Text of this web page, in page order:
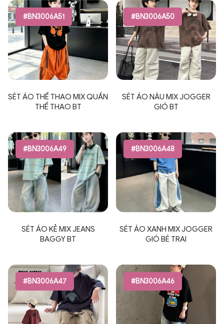
#BN3006A51
SÉT ÁO THỂ THAO MIX QUẦN
THỂ THAO BT
#BN3006A50
SÉT ÁO NÂU MIX JOGGER
GIÓ BT
#BN3006A49
SÉT ÁO KẺ MIX JEANS
BAGGY BT
#BN3006A48
SÉT ÁO XANH MIX JOGGER
GIÓ BÉ TRAI
#BN3006A47 #BN3006A46